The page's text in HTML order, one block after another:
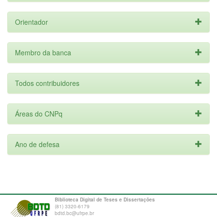
Orientador
Membro da banca
Todos contribuidores
Áreas do CNPq
Ano de defesa
Biblioteca Digital de Teses e Dissertações
(81) 3320-6179
bdtd.bc@ufrpe.br